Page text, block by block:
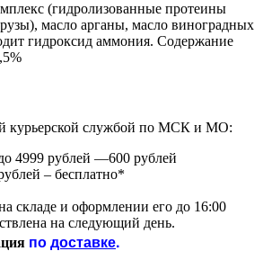
(гидролизованные протеины
масло арганы, масло виноградных
гидроксид аммония. Содержание
курьерской службой по МСК и МО:
4999 рублей —600 рублей
– бесплатно*
складе и оформлении его до 16:00
на следующий день.
подоставке.